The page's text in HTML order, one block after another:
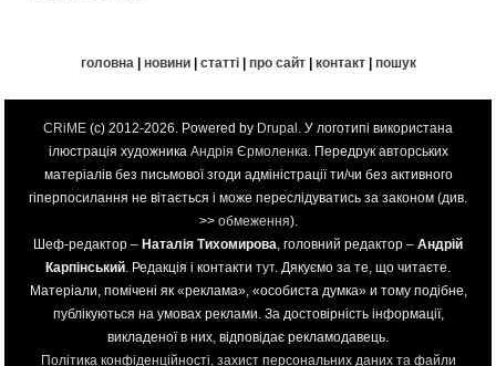
головна| новини| статті| про сайт| контакт| пошук
CRiME (c) 2012-2026. Powered by Drupal. У логотипі використана
ілюстрація художника Андрія Єрмоленка. Передрук авторських
матеріалів без письмової згоди адміністрації ти/чи без активного
гіперпосилання не вітається і може переслідуватись за законом (див.
>> обмеження).
Шеф-редактор – Наталія Тихомирова, головний редактор – Андрій
Карпінський. Редакція і контакти тут. Дякуємо за те, що читаєте.
Матеріали, помічені як «реклама», «особиста думка» и тому подібне,
публікуються на умовах реклами. За достовірність інформації,
викладеної в них, відповідає рекламодавець.
Політика конфіденційності, захист персональних даних та файли